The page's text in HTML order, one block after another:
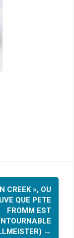
CREEK », OU
QUE PETE
FROMM EST
→